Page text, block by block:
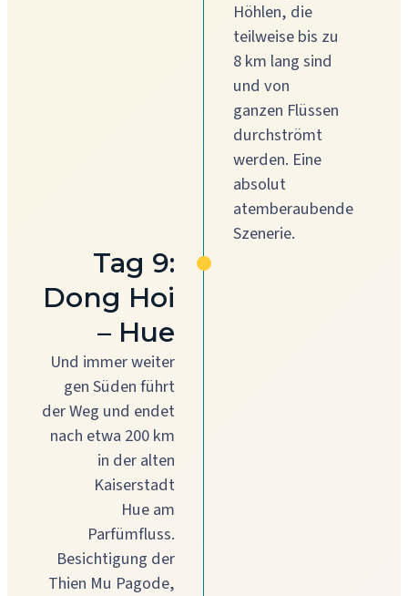
Höhlen, die
teilweise bis zu
8 km lang sind
und von
ganzen Flüssen
durchströmt
werden. Eine
absolut
atemberaubende
Szenerie.
Tag 9:
Dong Hoi
– Hue
Und immer weiter
gen Süden führt
der Weg und endet
nach etwa 200 km
in der alten
Kaiserstadt
Hue am
Parfümfluss.
Besichtigung der
Thien Mu Pagode,